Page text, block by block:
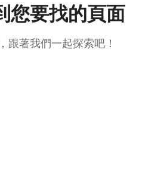
您要找的頁面
跟著我們一起探索吧！